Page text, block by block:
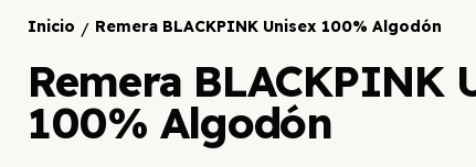
Inicio / Remera BLACKPINK Unisex 100% Algodón
Remera BLACKPINK
100% Algodón